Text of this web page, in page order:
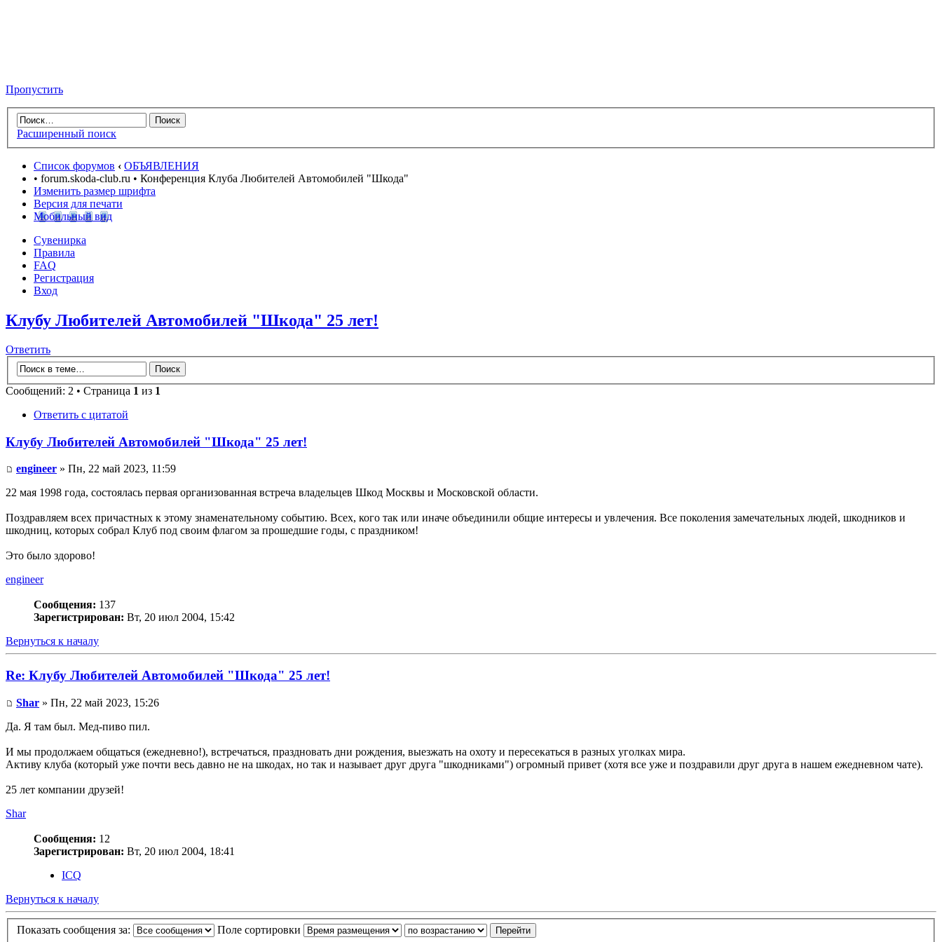
Пропустить
Расширенный поиск
Список форумов ‹ ОБЪЯВЛЕНИЯ
• forum.skoda-club.ru • Конференция Клуба Любителей Автомобилей "Шкода"
Изменить размер шрифта
Версия для печати
Мобильный вид
Сувенирка
Правила
FAQ
Регистрация
Вход
Клубу Любителей Автомобилей "Шкода" 25 лет!
Ответить
Сообщений: 2 • Страница 1 из 1
Ответить с цитатой
Клубу Любителей Автомобилей "Шкода" 25 лет!
engineer » Пн, 22 май 2023, 11:59
22 мая 1998 года, состоялась первая организованная встреча владельцев Шкод Москвы и Московской области.
Поздравляем всех причастных к этому знаменательному событию. Всех, кого так или иначе объединили общие интересы и увлечения. Все поколения замечательных людей, шкодников и
шкодниц, которых собрал Клуб под своим флагом за прошедшие годы, с праздником!
Это было здорово!
engineer
Сообщения: 137
Зарегистрирован: Вт, 20 июл 2004, 15:42
Вернуться к началу
Re: Клубу Любителей Автомобилей "Шкода" 25 лет!
Shar » Пн, 22 май 2023, 15:26
Да. Я там был. Мед-пиво пил.
И мы продолжаем общаться (ежедневно!), встречаться, праздновать дни рождения, выезжать на охоту и пересекаться в разных уголках мира.
Активу клуба (который уже почти весь давно не на шкодах, но так и называет друг друга "шкодниками") огромный привет (хотя все уже и поздравили друг друга в нашем ежедневном чате).
25 лет компании друзей!
Shar
Сообщения: 12
Зарегистрирован: Вт, 20 июл 2004, 18:41
ICQ
Вернуться к началу
Показать сообщения за: Поле сортировки